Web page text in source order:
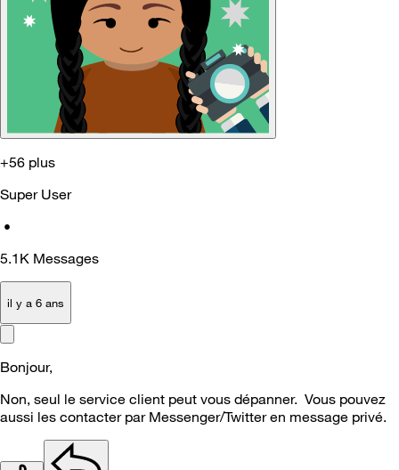
+56 plus
Super User
•
5.1K Messages
il y a 6 ans
Bonjour,
Non, seul le service client peut vous dépanner. Vous pouvez
aussi les contacter par Messenger/Twitter en message privé.